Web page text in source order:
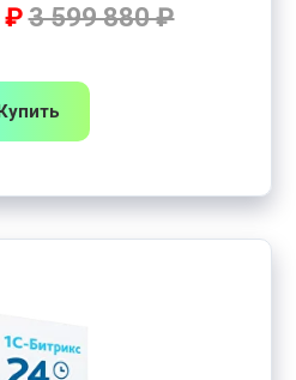
₽3 599 880 ₽